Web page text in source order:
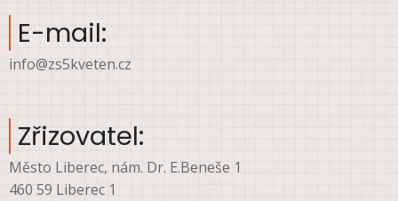
E-mail:
info@zs5kveten.cz
Zřizovatel:
Město Liberec, nám. Dr. E.Beneše 1
460 59 Liberec 1